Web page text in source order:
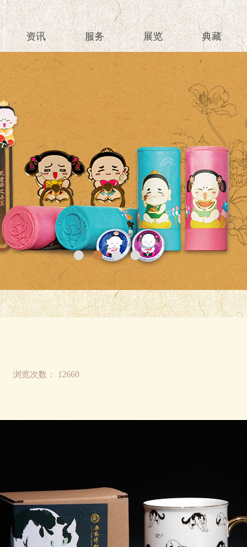
资讯 服务 展览 典藏
浏览次数： 12660